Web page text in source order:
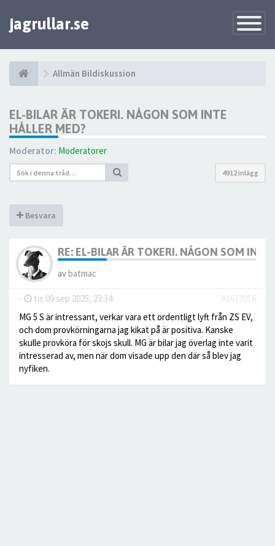
Toggle
jagrullar.se
Allmän Bildiskussion
EL-BILAR ÄR TOKERI. NÅGON SOM INTE
HÅLLER MED?
Moderator: Moderatorer
4912 inlägg
Besvara
RE: EL-BILAR ÄR TOKERI. NÅGON SOM INTE
avbatmac
- tis 09 sep 2025, 23:34
#1617016
MG 5 S är intressant, verkar vara ett ordentligt lyft från ZS EV,
och dom provkörningarna jag kikat på är positiva. Kanske
skulle provköra för skojs skull. MG är bilar jag överlag inte varit
intresserad av, men när dom visade upp den där så blev jag
nyfiken.